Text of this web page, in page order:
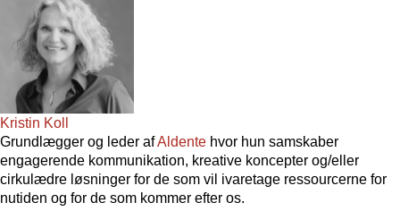
Kristin Koll
Grundlægger og leder afAldente hvor hun samskaber
engagerende kommunikation, kreative koncepter og/eller
cirkulædre løsninger for de som vil ivaretage ressourcerne for
nutiden og for de som kommer efter os.